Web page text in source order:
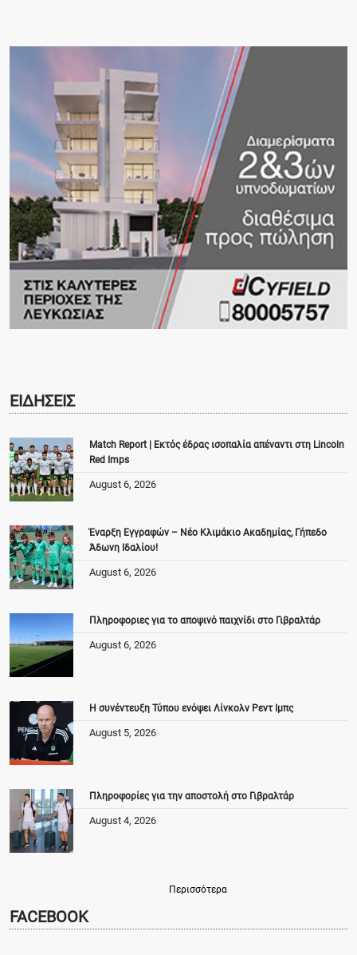
ΕΙΔΗΣΕΙΣ
Match Report | Εκτός έδρας ισοπαλία απέναντι στη Lincoln
Red Imps
August 6, 2026
Έναρξη Εγγραφών – Νέο Κλιμάκιο Ακαδημίας, Γήπεδο
Άδωνη Ιδαλίου!
August 6, 2026
Πληροφοριες για το αποψινό παιχνίδι στο Γιβραλτάρ
August 6, 2026
Η συνέντευξη Τύπου ενόψει Λίνκολν Ρεντ Ιμπς
August 5, 2026
Πληροφορίες για την αποστολή στο Γιβραλτάρ
August 4, 2026
Περισσότερα
FACEBOOK